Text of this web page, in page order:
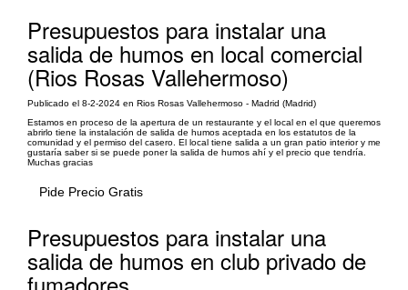
Presupuestos para instalar una
salida de humos en local comercial
(Rios Rosas Vallehermoso)
Publicado el 8-2-2024 en Rios Rosas Vallehermoso - Madrid (Madrid)
Estamos en proceso de la apertura de un restaurante y el local en el que queremos
abrirlo tiene la instalación de salida de humos aceptada en los estatutos de la
comunidad y el permiso del casero. El local tiene salida a un gran patio interior y me
gustaría saber si se puede poner la salida de humos ahí y el precio que tendría.
Muchas gracias
Pide Precio Gratis
Presupuestos para instalar una
salida de humos en club privado de